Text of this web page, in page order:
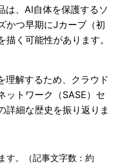
は、AI自体を保護するソ
かつ早期にJカーブ（初
く可能性があります。
理解するため、クラウド
ットワーク（SASE）セ
詳細な歴史を振り返りま
す。（記事文字数：約